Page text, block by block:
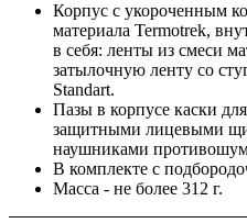
Корпус c укороченным
материала Termotrek,
в себя: ленты из смеси
затылочную ленту со
Standart.
Пазы в корпусе каски
защитными лицевыми
наушниками
В комплекте с
Масса - не более 312 г.